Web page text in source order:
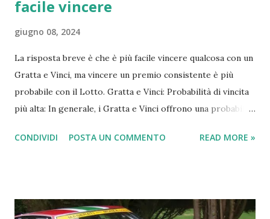
facile vincere
giugno 08, 2024
La risposta breve è che è più facile vincere qualcosa con un
Gratta e Vinci, ma vincere un premio consistente è più
probabile con il Lotto. Gratta e Vinci: Probabilità di vincita
più alta: In generale, i Gratta e Vinci offrono una probabilità
arrivano ad avere 1 biglietto vincente su 3. Premi più
probabilità di vincita di ogni Gratta e Vinci sono indicate sul
CONDIVIDI POSTA UN COMMENTO READ MORE »